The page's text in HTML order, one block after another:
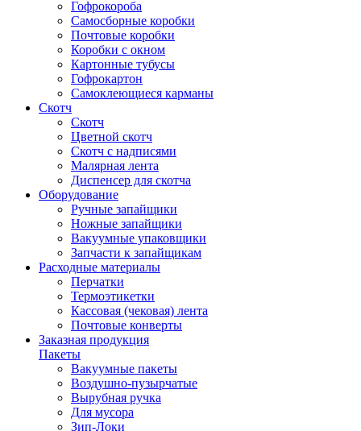
Гофрокороба
Самосборные коробки
Почтовые коробки
Коробки с окном
Картонные тубусы
Гофрокартон
Самоклеющиеся карманы
Скотч
Скотч
Цветной скотч
Скотч с надписями
Малярная лента
Диспенсер для скотча
Оборудование
Ручные запайщики
Ножные запайщики
Вакуумные упаковщики
Запчасти к запайщикам
Расходные материалы
Перчатки
Термоэтикетки
Кассовая (чековая) лента
Почтовые конверты
Заказная продукция
Пакеты
Вакуумные пакеты
Воздушно-пузырчатые
Вырубная ручка
Для мусора
Зип-Локи